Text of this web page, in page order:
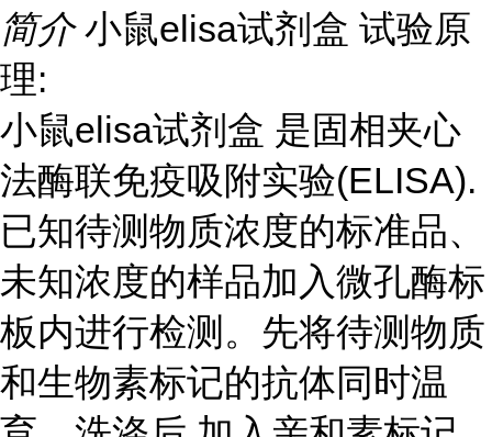
简介 小鼠elisa试剂盒 试验原
理:
小鼠elisa试剂盒 是固相夹心
法酶联免疫吸附实验(ELISA).
已知待测物质浓度的标准品、
未知浓度的样品加入微孔酶标
板内进行检测。先将待测物质
和生物素标记的抗体同时温